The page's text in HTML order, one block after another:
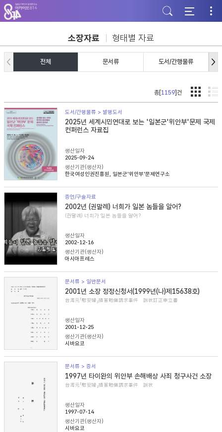
주
메
뉴
가
기
본
문
바
기
하
단
바
기
소장자료 형태별 자료
전체 문서류 도서/간행물류
총[1159]건
도서/간행물류 > 발행도서
2025년 세계시민연대로 보는 '일본군'위안부'문제 국제
컨퍼런스 자료집
생산일자
2025-09-24
생산기관(생산자)
한국여성인권진흥원, 일본군'위안부'문제연구소
증언/구술자료
2002년 (권말례) 너희가 일본 놈들을 알어?
(권말례) 너희가 일본 놈들을 알어?
생산일자
2002-12-16
생산기관(생산자)
아시아프레스
문서류 > 일반문서
2001년 소장 정정신청서(1999년(나)제15638호)
台湾元「慰安婦」損害賠償請求事件 訴状訂正申立書
생산일자
2001-12-25
생산기관(생산자)
시바요코
문서류 > 증서
1997년 타이완의 위안부 손해배상 사죄 청구사건 소장
台湾元「慰安婦」損害賠償請求事件 訴状
생산일자
1997-07-14
생산기관(생산자)
시바요코